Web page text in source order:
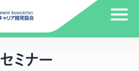
セミナー